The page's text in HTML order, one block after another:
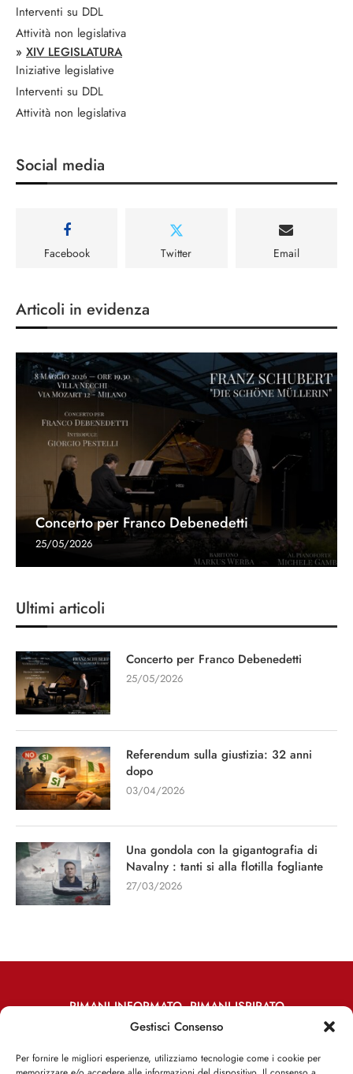
Gestisci Consenso
Per fornire le migliori esperienze, utilizziamo tecnologie come i cookie per
Interventi su DDL
Attività non legislativa
» XIV LEGISLATURA
Iniziative legislative
Interventi su DDL
Attività non legislativa
Social media
Facebook Twitter Email
Articoli in evidenza
Concerto per Franco Debenedetti
25/05/2026
Ultimi articoli
Concerto per Franco Debenedetti
25/05/2026
Referendum sulla giustizia: 32 anni
dopo
03/04/2026
Una gondola con la gigantografia di
Navalny : tanti si alla flotilla fogliante
27/03/2026
RIMANI INFORMATO, RIMANI ISPIRATO
Iscriviti alla Newsletter